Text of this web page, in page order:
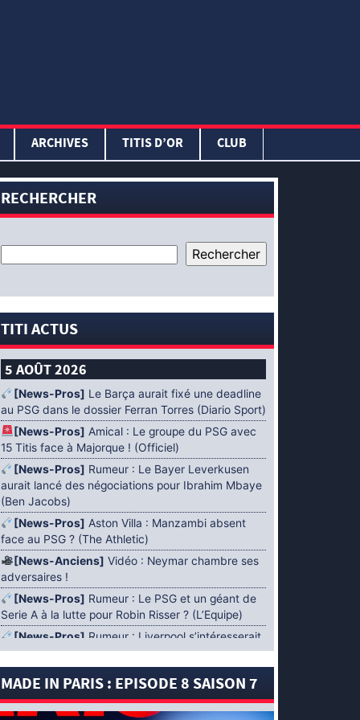
ARCHIVES TITIS D’OR CLUB
RECHERCHER
TITI ACTUS
5 AOÛT 2026
[News-Pros] Le Barça aurait fixé une deadline
au PSG dans le dossier Ferran Torres (Diario Sport)
[News-Pros] Amical : Le groupe du PSG avec
15 Titis face à Majorque ! (Officiel)
[News-Pros] Rumeur : Le Bayer Leverkusen
aurait lancé des négociations pour Ibrahim Mbaye
(Ben Jacobs)
[News-Pros] Aston Villa : Manzambi absent
face au PSG ? (The Athletic)
[News-Anciens] Vidéo : Neymar chambre ses
adversaires !
[News-Pros] Rumeur : Le PSG et un géant de
Serie A à la lutte pour Robin Risser ? (L’Equipe)
[News-Pros] Rumeur : Liverpool s’intéresserait
à Ibrahim Mbaye en plus de Bradley Barcola
(Fabrizio Romano)
[News-Pros]Rumeur : Accord contractuel
trouvé entre le PSG et Mika Godts (Fabrizio
MADE IN PARIS : EPISODE 8 SAISON 7